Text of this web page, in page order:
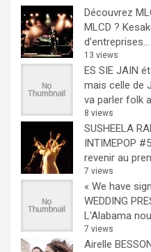
Découvrez
MLCD ?
d’entreprises…
13 views
ES SIE JAIN
mais celle de
va parler folk
8 views
SUSHEELA
INTIMEPOP
revenir au
7 views
« We have
WEDDING
L'Alabama
7 views
Airelle